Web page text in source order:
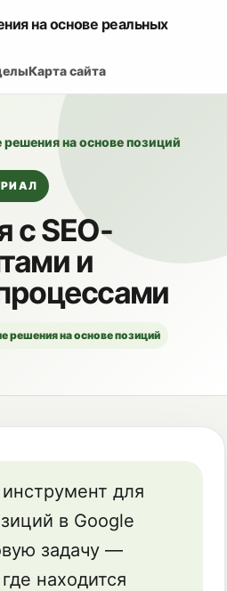
на основе реальных
Карта сайта
на основе позиций
с SEO-
и
решения на основе позиций
для
в Google
задачу —
находится